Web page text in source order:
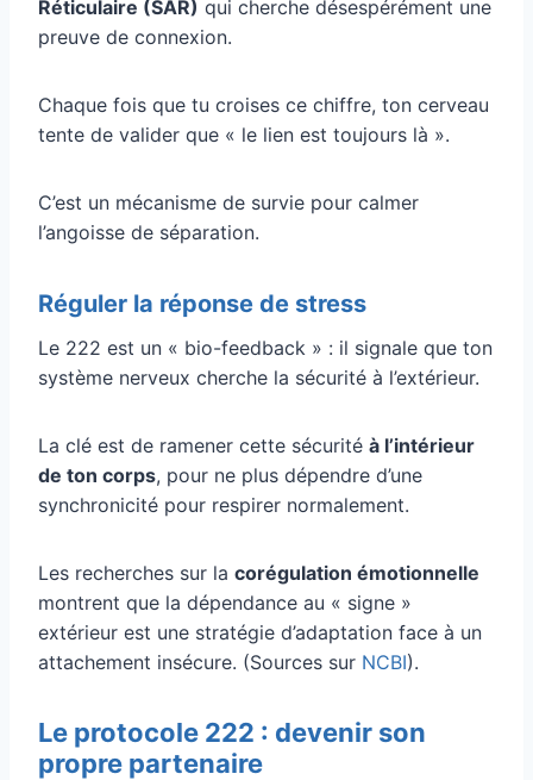
Réticulaire (SAR) qui cherche désespérément une
preuve de connexion.
Chaque fois que tu croises ce chiffre, ton cerveau
tente de valider que « le lien est toujours là ».
C’est un mécanisme de survie pour calmer
l’angoisse de séparation.
Réguler la réponse de stress
Le 222 est un « bio-feedback » : il signale que ton
système nerveux cherche la sécurité à l’extérieur.
La clé est de ramener cette sécurité à l’intérieur
de ton corps, pour ne plus dépendre d’une
synchronicité pour respirer normalement.
Les recherches sur la corégulation émotionnelle
montrent que la dépendance au « signe »
extérieur est une stratégie d’adaptation face à un
attachement insécure. (Sources sur NCBI).
Le protocole 222 : devenir son
propre partenaire